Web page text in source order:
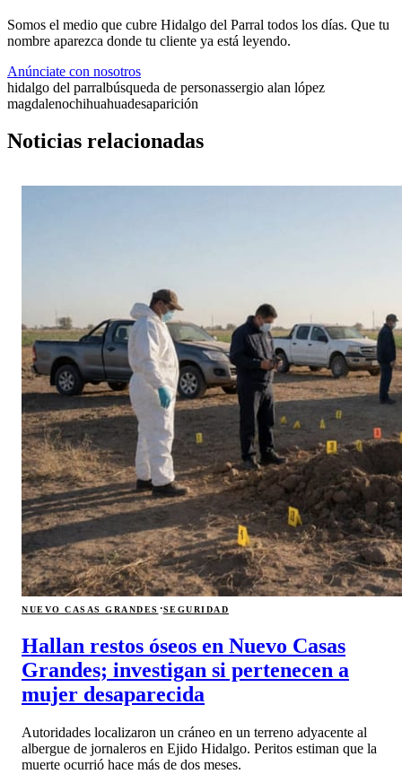
Somos el medio que cubre Hidalgo del Parral todos los días. Que tu
nombre aparezca donde tu cliente ya está leyendo.
Anúnciate con nosotros
hidalgo del parralbúsqueda de personassergio alan lópez
magdalenochihuahuadesaparición
Noticias relacionadas
NUEVO CASAS GRANDES ·SEGURIDAD
Hallan restos óseos en Nuevo Casas
Grandes; investigan si pertenecen a
mujer desaparecida
Autoridades localizaron un cráneo en un terreno adyacente al
albergue de jornaleros en Ejido Hidalgo. Peritos estiman que la
muerte ocurrió hace más de dos meses.